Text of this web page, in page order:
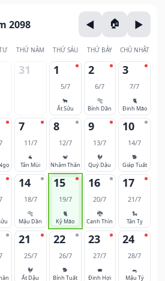
2098
THỨ NĂM THỨ SÁU THỨ BẢY CHỦ NHẬT
31 1
5/7
🐂
Ất Sửu
2
6/7
🐅
Bính Dần
3
7/7
🐈
Đinh Mão
7
11/7
🐐
Tân Mùi
8
12/7
🐒
Nhâm Thân
9
13/7
🐓
Quý Dậu
10
14/7
🐕
Giáp Tuất
14
18/7
🐅
Mậu Dần
15
19/7
🐈
Kỷ Mão
16
20/7
🐉
Canh Thìn
17
21/7
🐍
Tân Tỵ
21
25/7
🐓
Ất Dậu
22
26/7
🐕
Bính Tuất
23
27/7
🐖
Đinh Hợi
24
28/7
🐀
Mậu Tý